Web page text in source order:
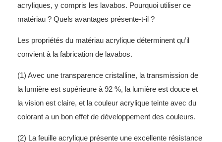
acryliques, y compris les lavabos. Pourquoi utiliser ce
matériau ? Quels avantages présente-t-il ?
Les propriétés du matériau acrylique déterminent qu’il
convient à la fabrication de lavabos.
(1) Avec une transparence cristalline, la transmission de
la lumière est supérieure à 92 %, la lumière est douce et
la vision est claire, et la couleur acrylique teinte avec du
colorant a un bon effet de développement des couleurs.
(2) La feuille acrylique présente une excellente résistance